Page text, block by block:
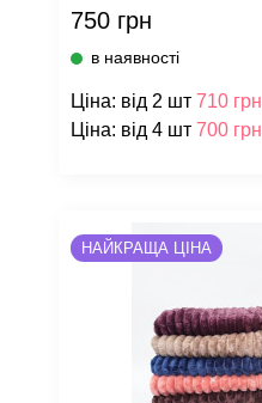
750 грн
в наявності
Ціна: від 2 шт 710 грн
Ціна: від 4 шт 700 грн
НАЙКРАЩА ЦІНА